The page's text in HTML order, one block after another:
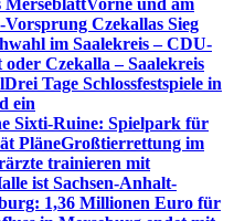
MerseblattVorne und am
Czekallas Sieg
im Saalekreis – CDU-
Czekalla – Saalekreis
Drei Tage Schlossfestspiele in
ein
Sixti-Ruine: Spielpark für
PläneGroßtierrettung im
trainieren mit
ist Sachsen-Anhalt-
1,36 Millionen Euro für